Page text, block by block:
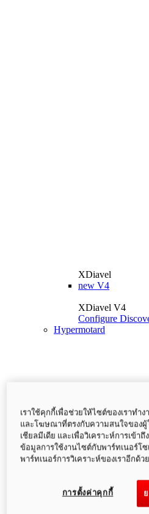
XDiavel
new V4
XDiavel V4
Configure
Hypermotard
เราใช้คุกกี้เพื่อช่วยให้ไซต์ของเราทำ
และโฆษณาที่ตรงกับความสนใจของ
เชียลมีเดีย และเพื่อวิเคราะห์การเข้า
ข้อมูลการใช้งานไซต์กับพาร์ทเนอร์โ
พาร์ทเนอร์การวิเคราะห์ของเราอีกด้วย
การตั้งค่าคุกกี้